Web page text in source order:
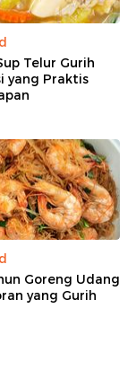
Telur Gurih
yang Praktis
Goreng Udang
yang Gurih